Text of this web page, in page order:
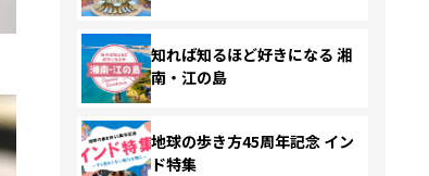
知れば知るほど好きになる 湘
南・江の島
地球の歩き方45周年記念 イン
ド特集